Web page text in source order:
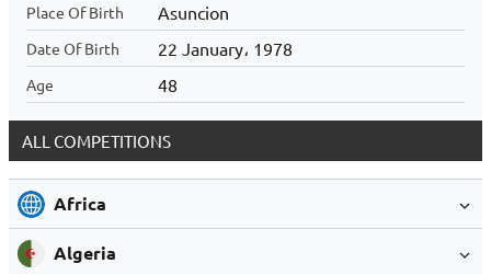
Place Of Birth
Asuncion
Date Of Birth 22 January، 1978
Age 48
ALL COMPETITIONS
Africa
Algeria